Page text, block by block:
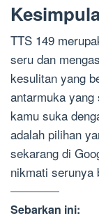
TTS 149
seru dan
kesulitan yang
antarmuka yang
kamu suka
adalah pilihan
sekarang di
nikmati serunya
Sebarkan ini: